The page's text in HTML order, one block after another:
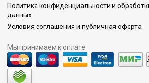
Политика конфиденциальности и
данных
Условия соглашения и публичная оферта
Мы принимаем к оплате